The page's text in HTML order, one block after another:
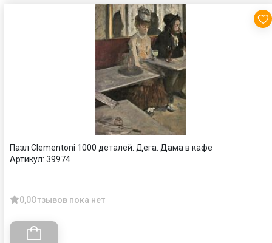
Пазл Clementoni 1000 деталей: Дега. Дама в кафе
Артикул: 39974
0,0Отзывов пока нет